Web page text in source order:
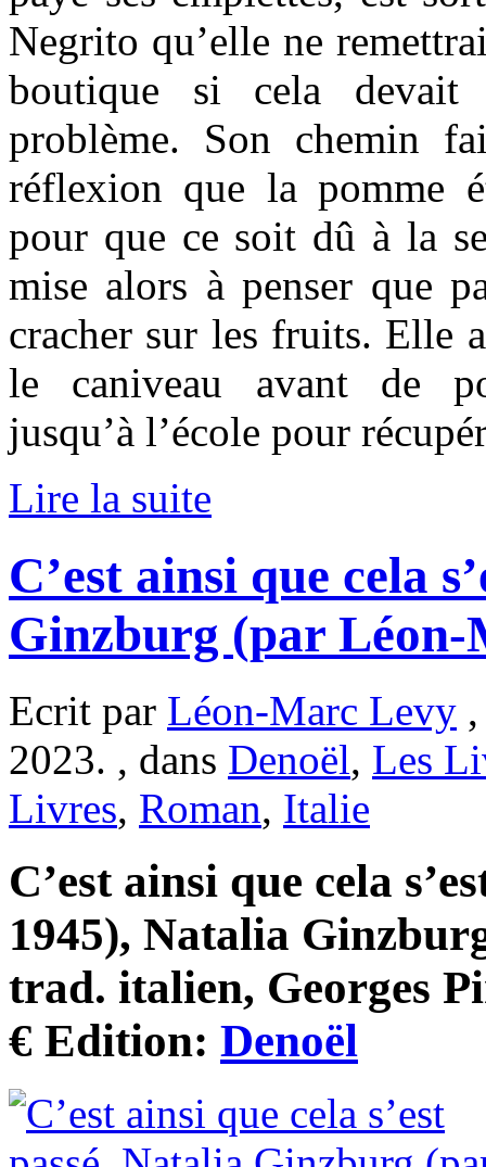
Negrito qu’elle ne
boutique si cela devait
problème. Son chemin
réflexion que la pomme
pour que ce soit dû à la
mise alors à penser que
cracher sur les fruits. Elle
le caniveau avant de
jusqu’à l’école pour
Lire la suite
C’est ainsi que cela
Ginzburg (par
Ecrit par Léon-Marc Levy
2023. , dans Denoël, Les
Livres, Roman, Italie
C’est ainsi que cela
1945), Natalia
trad. italien, Georges
€ Edition: Denoël